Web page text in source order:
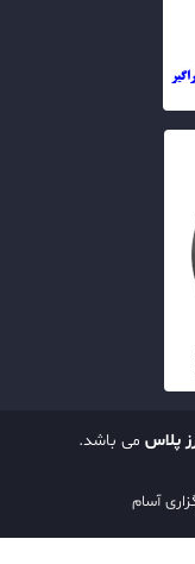
پلاس می باشد.
آسام